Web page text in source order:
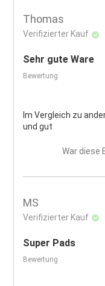
Thomas
Verifizierter Kauf
Sehr gute Ware
Bewertung
Im Vergleich zu
und gut
War diese
MS
Verifizierter Kauf
Super Pads
Bewertung